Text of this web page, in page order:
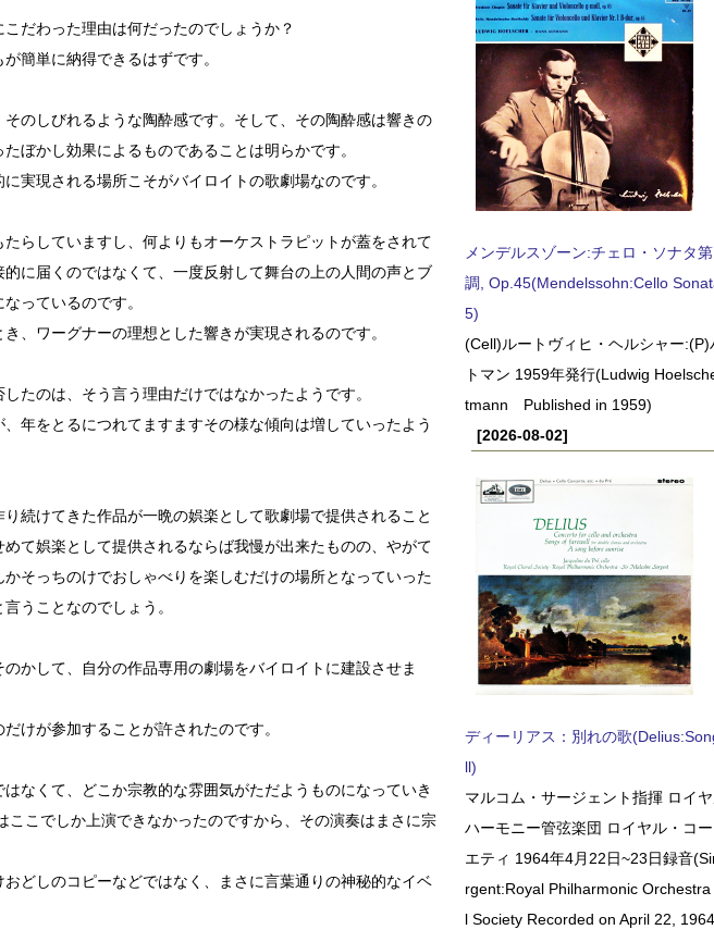
だわった理由は何だったのでしょうか？
簡単に納得できるはずです。
のしびれるような陶酔感です。そして、その陶酔感は響きの
ぼかし効果によるものであることは明らかです。
実現される場所こそがバイロイトの歌劇場なのです。
らしていますし、何よりもオーケストラピットが蓋をされて
に届くのではなくて、一度反射して舞台の上の人間の声とブ
っているのです。
、ワーグナーの理想とした響きが実現されるのです。
たのは、そう言う理由だけではなかったようです。
年をとるにつれてますますその様な傾向は増していったよう
続けてきた作品が一晩の娯楽として歌劇場で提供されること
て娯楽として提供されるならば我慢が出来たものの、やがて
そっちのけでおしゃべりを楽しむだけの場所となっていった
うことなのでしょう。
かして、自分の作品専用の劇場をバイロイトに建設させま
けが参加することが許されたのです。
なくて、どこか宗教的な雰囲気がただようものになっていき
ここでしか上演できなかったのですから、その演奏はまさに宗
どしのコピーなどではなく、まさに言葉通りの神秘的なイベ
メンデルスゾーン:チェロ・ソナタ
調, Op.45(Mendelssohn:Cello
5)
(Cell)ルートヴィヒ・ヘルシャー
トマン 1959年発行(Ludwig
tmann Published in 1959)
[2026-08-02]
ディーリアス：別れの歌
ll)
マルコム・サージェント指揮 ロイ
ハーモニー管弦楽団 ロイヤル・コ
エティ 1964年4月22日~23日録音
rgent:Royal Philharmonic
l Society Recorded on April 22,